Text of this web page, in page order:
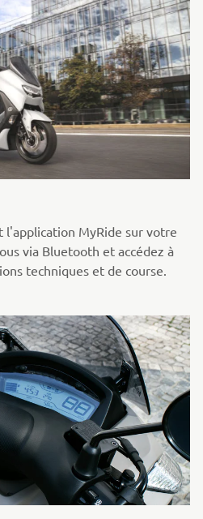
MyRide sur votre
via Bluetooth et accédez à
techniques et de course.